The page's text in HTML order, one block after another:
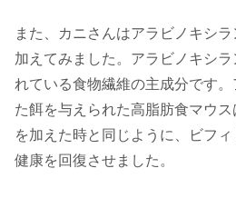
また、カニさんはアラビノキシ
加えてみました。アラビノキシ
れている食物繊維の主成分です
た餌を与えられた高脂肪食マウ
を加えた時と同じように、ビフ
健康を回復させました。